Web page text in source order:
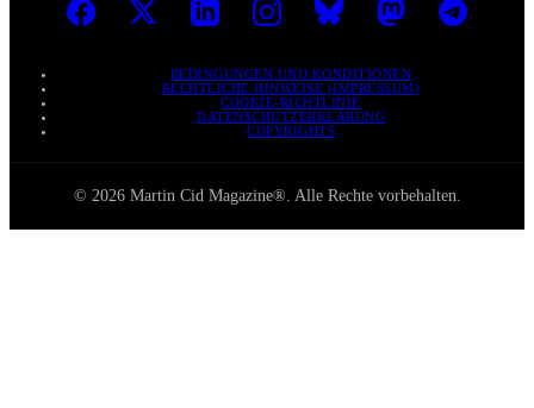
BEDINGUNGEN UND KONDITIONEN
RECHTLICHE HINWEISE (IMPRESSUM)
COOKIE-RICHTLINIE
DATENSCHUTZERKLÄRUNG
COPYRIGHTS
© 2026 Martin Cid Magazine®. Alle Rechte vorbehalten.